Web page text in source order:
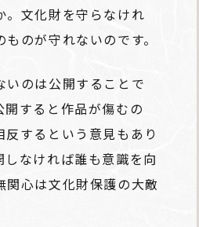
。文化財を守らなけれ
のが守れないのです。
いのは公開することで
開すると作品が傷むの
するという意見もあり
しなければ誰も意識を向
関心は文化財保護の大敵